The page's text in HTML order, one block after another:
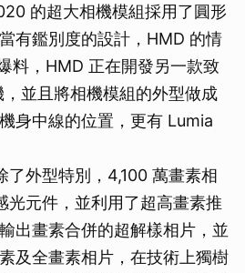
的超大相機模組採用了圓形
有鑑別度的設計，HMD 的情
料，HMD 正在開發另一款致
並且將相機模組的外型做成
身中線的位置，更有 Lumia
外型特別，4,100 萬畫素相
光元件，並利用了超高畫素推
出畫素合併的超解樣相片，並
及全畫素相片，在技術上獨樹